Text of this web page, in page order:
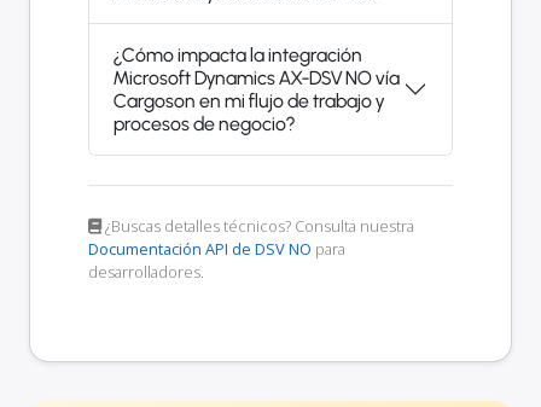
¿Cómo impacta la integración
Microsoft Dynamics AX-DSV NO vía
Cargoson en mi flujo de trabajo y
procesos de negocio?
¿Buscas detalles técnicos? Consulta nuestra
Documentación API de DSV NO para
desarrolladores.